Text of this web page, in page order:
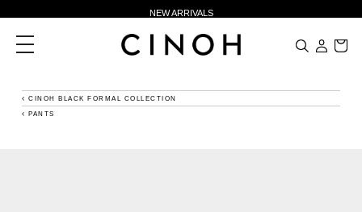
NEW ARRIVALS
新規会員登録500ポイントプレゼント
夏季休業に伴う一部業務休業のお知らせ
toggle
navigation
CINOH BLACK FORMAL COLLECTION
PANTS